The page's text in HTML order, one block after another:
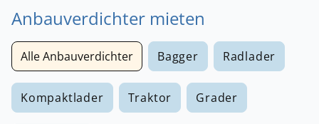
Anbauverdichter mieten
Alle Anbauverdichter Bagger Radlader
Kompaktlader Traktor Grader